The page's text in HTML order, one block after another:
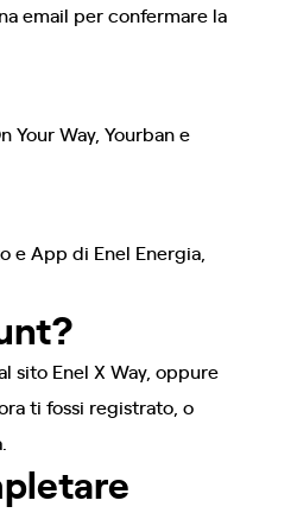
email per confermare la
Your Way, Yourban e
e App di Enel Energia,
sito Enel X Way, oppure
ti fossi registrato, o